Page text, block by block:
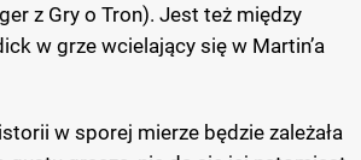
z Gry o Tron). Jest też między
w grze wcielający się w Martin’a
w sporej mierze będzie zależała